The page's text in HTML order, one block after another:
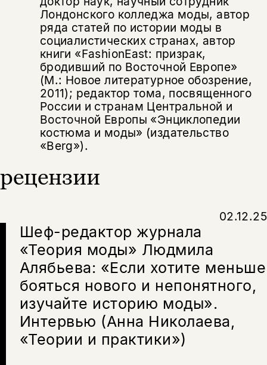
Лондонского колледжа моды, автор
ряда статей по истории моды в
социалистических странах, автор
книги «FashionEast: призрак,
бродивший по Восточной Европе»
(М.: Новое литературное обозрение,
2011); редактор тома, посвященного
России и странам Центральной и
Восточной Европы «Энциклопедии
костюма и моды» (издательство
«Berg»).
рецензии
Шеф-редактор журнала
«Теория моды» Людмила
Алябьева: «Если хотите меньше
бояться нового и непонятного,
изучайте историю моды».
Интервью (Анна Николаева,
«Теории и практики»)
02.12.25